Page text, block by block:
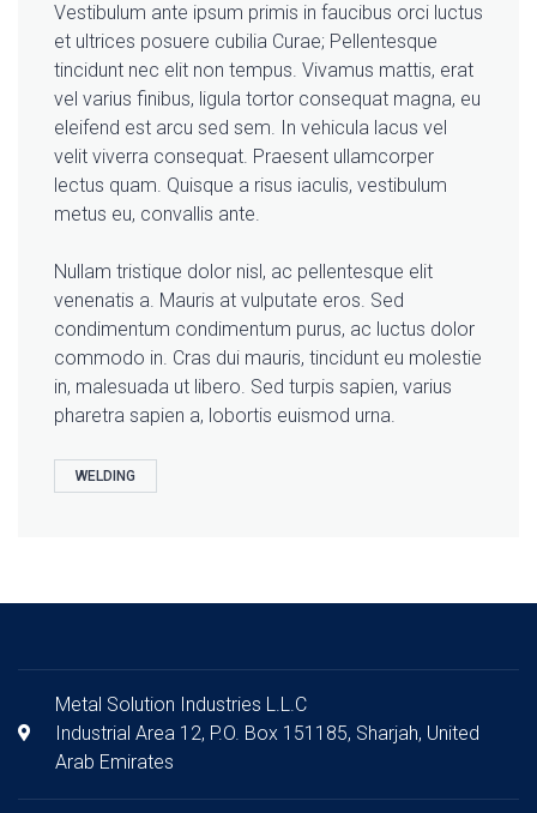
Vestibulum ante ipsum primis in faucibus orci luctus
et ultrices posuere cubilia Curae; Pellentesque
tincidunt nec elit non tempus. Vivamus mattis, erat
vel varius finibus, ligula tortor consequat magna, eu
eleifend est arcu sed sem. In vehicula lacus vel
velit viverra consequat. Praesent ullamcorper
lectus quam. Quisque a risus iaculis, vestibulum
metus eu, convallis ante.
Nullam tristique dolor nisl, ac pellentesque elit
venenatis a. Mauris at vulputate eros. Sed
condimentum condimentum purus, ac luctus dolor
commodo in. Cras dui mauris, tincidunt eu molestie
in, malesuada ut libero. Sed turpis sapien, varius
pharetra sapien a, lobortis euismod urna.
WELDING
Metal Solution Industries L.L.C
Industrial Area 12, P.O. Box 151185, Sharjah, United
Arab Emirates